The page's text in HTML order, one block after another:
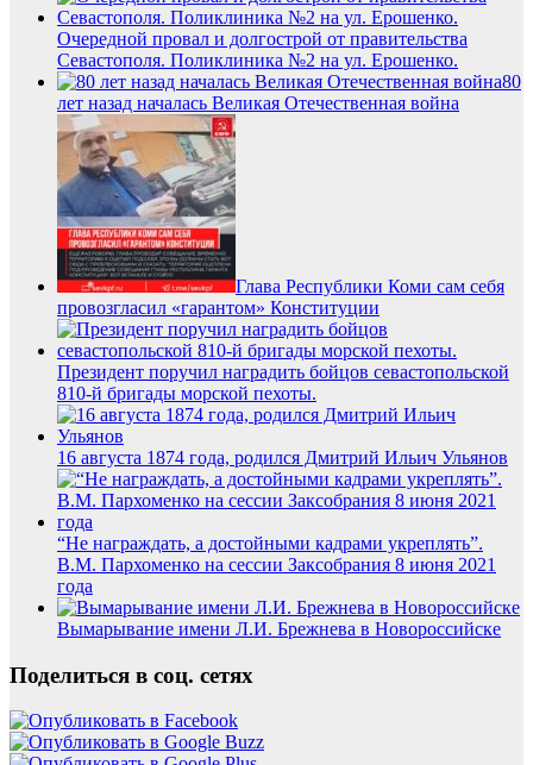
Очередной провал и долгострой от правительства
Севастополя. Поликлиника №2 на ул. Ерошенко.
80
лет назад началась Великая Отечественная война
Глава Республики Коми сам себя
провозгласил «гарантом» Конституции
Президент поручил наградить бойцов севастопольской
810-й бригады морской пехоты.
16 августа 1874 года, родился Дмитрий Ильич Ульянов
“Не награждать, а достойными кадрами укреплять”.
В.М. Пархоменко на сессии Заксобрания 8 июня 2021
года
Вымарывание имени Л.И. Брежнева в Новороссийске
Поделиться в соц. сетях